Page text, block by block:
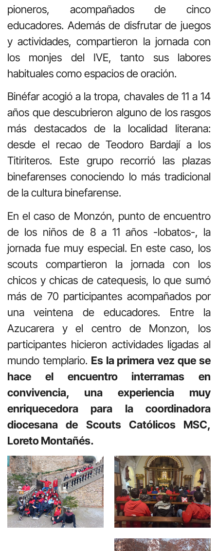
pioneros, acompañados de cinco
educadores. Además de disfrutar de juegos
y actividades, compartieron la jornada con
los monjes del IVE, tanto sus labores
habituales como espacios de oración.
Binéfar acogió a la tropa, chavales de 11 a 14
años que descubrieron alguno de los rasgos
más destacados de la localidad literana:
desde el recao de Teodoro Bardají a los
Titiriteros. Este grupo recorrió las plazas
binefarenses conociendo lo más tradicional
de la cultura binefarense.
En el caso de Monzón, punto de encuentro
de los niños de 8 a 11 años -lobatos-, la
jornada fue muy especial. En este caso, los
scouts compartieron la jornada con los
chicos y chicas de catequesis, lo que sumó
más de 70 participantes acompañados por
una veintena de educadores. Entre la
Azucarera y el centro de Monzon, los
participantes hicieron actividades ligadas al
mundo templario. Es la primera vez que se
hace el encuentro interramas en
convivencia, una experiencia muy
enriquecedora para la coordinadora
diocesana de Scouts Católicos MSC,
Loreto Montañés.